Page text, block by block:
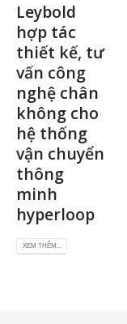
Leybold
hợp tác
thiết kế, tư
vấn công
nghệ chân
không cho
hệ thống
vận chuyển
thông
minh
hyperloop
XEM THÊM...